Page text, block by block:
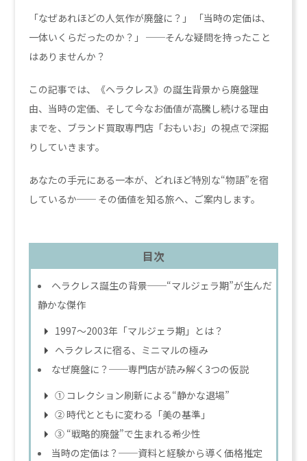
「なぜあれほどの人気作が廃盤に？」 「当時の定価は、
一体いくらだったのか？」 ──そんな疑問を持ったこと
はありませんか？
この記事では、《ヘラクレス》の誕生背景から廃盤理
由、当時の定価、そして今なお価値が高騰し続ける理由
までを、ブランド買取専門店「おもいお」の視点で深掘
りしていきます。
あなたの手元にある一本が、どれほど特別な“物語”を宿
しているか── その価値を知る旅へ、ご案内します。
目次
ヘラクレス誕生の背景──“マルジェラ期”が生んだ
静かな傑作
1997〜2003年「マルジェラ期」とは？
ヘラクレスに宿る、ミニマルの極み
なぜ廃盤に？──専門店が読み解く3つの仮説
① コレクション刷新による“静かな退場”
② 時代とともに変わる「美の基準」
③ “戦略的廃盤”で生まれる希少性
当時の定価は？──資料と経験から導く価格推定